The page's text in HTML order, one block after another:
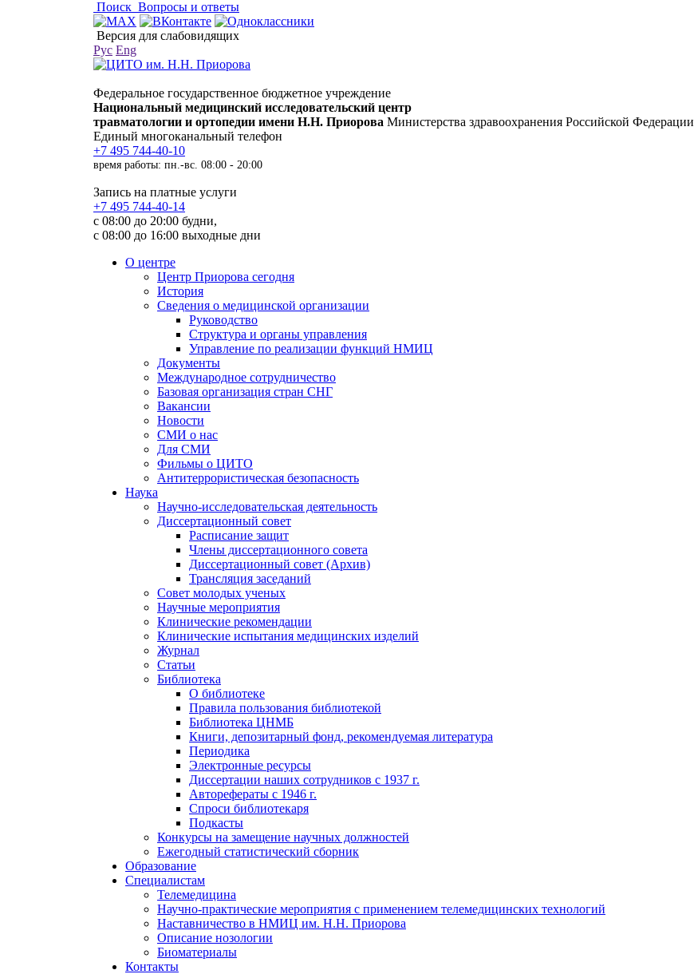
Поиск Вопросы и ответы
Версия для слабовидящих
Рус Eng
Федеральное государственное бюджетное учреждение
Национальный медицинский исследовательский центр
травматологии и ортопедии имени Н.Н. Приорова Министерства здравоохранения Российской Федерации
Единый многоканальный телефон
+7 495 744-40-10
время работы: пн.-вс. 08:00 - 20:00
Запись на платные услуги
+7 495 744-40-14
с 08:00 до 20:00 будни,
с 08:00 до 16:00 выходные дни
О центре
Центр Приорова сегодня
История
Сведения о медицинской организации
Руководство
Структура и органы управления
Управление по реализации функций НМИЦ
Документы
Международное сотрудничество
Базовая организация стран СНГ
Вакансии
Новости
СМИ о нас
Для СМИ
Фильмы о ЦИТО
Антитеррористическая безопасность
Наука
Научно-исследовательская деятельность
Диссертационный совет
Расписание защит
Члены диссертационного совета
Диссертационный совет (Архив)
Трансляция заседаний
Совет молодых ученых
Научные мероприятия
Клинические рекомендации
Клинические испытания медицинских изделий
Журнал
Статьи
Библиотека
О библиотеке
Правила пользования библиотекой
Библиотека ЦНМБ
Книги, депозитарный фонд, рекомендуемая литература
Периодика
Электронные ресурсы
Диссертации наших сотрудников с 1937 г.
Авторефераты с 1946 г.
Спроси библиотекаря
Подкасты
Конкурсы на замещение научных должностей
Ежегодный статистический сборник
Образование
Специалистам
Телемедицина
Научно-практические мероприятия с применением телемедицинских технологий
Наставничество в НМИЦ им. Н.Н. Приорова
Описание нозологии
Биоматериалы
Контакты